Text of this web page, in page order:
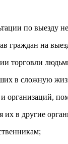
по выезду
граждан на
торговли
в сложную
организаций,
в другие